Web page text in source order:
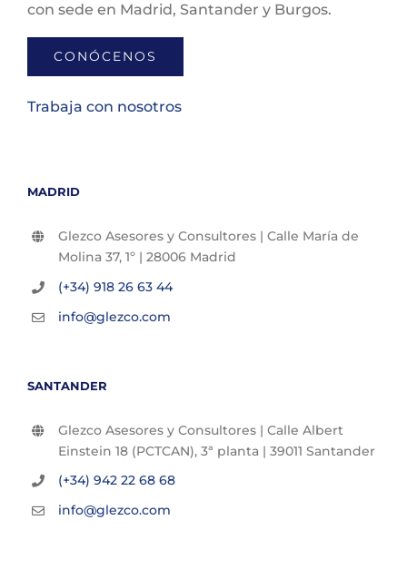
con sede en Madrid, Santander y Burgos.
CONÓCENOS
Trabaja con nosotros
MADRID
Glezco Asesores y Consultores | Calle María de
Molina 37, 1º | 28006 Madrid
(+34) 918 26 63 44
info@glezco.com
SANTANDER
Glezco Asesores y Consultores | Calle Albert
Einstein 18 (PCTCAN), 3ª planta | 39011 Santander
(+34) 942 22 68 68
info@glezco.com